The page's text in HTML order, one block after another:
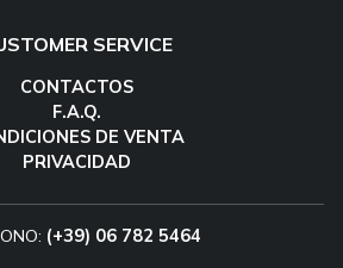
SERVICE
CONTACTOS
F.A.Q.
DE VENTA
PRIVACIDAD
(+39) 06 782 5464